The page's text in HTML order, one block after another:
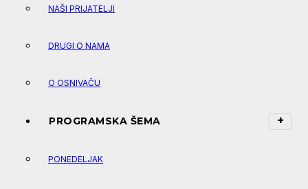
NAŠI PRIJATELJI
DRUGI O NAMA
O OSNIVAČU
PROGRAMSKA ŠEMA
PONEDELJAK